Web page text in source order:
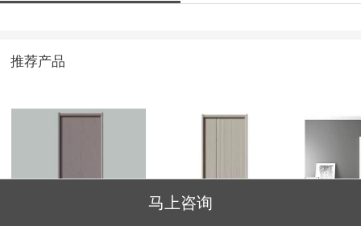
推荐产品
永结同心1号
马上咨询